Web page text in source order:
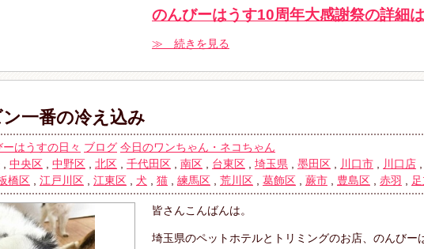
のんびーはうす10周年大感謝祭の詳細
≫ 続きを見る
一番の冷え込み
はうすの日々 ブログ 今日のワンちゃん・ネコちゃん
中央区 中野区 北区 千代田区 南区 台東区 埼玉県 墨田区 川口市 川口店
橋区 江戸川区 江東区 犬 猫 練馬区 荒川区 葛飾区 蕨市 豊島区 赤羽
皆さんこんばんは。
埼玉県のペットホテルとトリミングのお店、のんびー